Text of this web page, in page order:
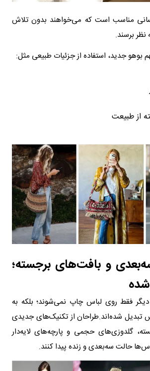
مناسب است که می‌خواهند بدون تلاش
برسند.
بوهو جدید، استفاده از جزئیات طبیعی مثل:
از طبیعت
و بافت‌های برجسته؛
گل‌ها دیگر فقط روی لباس چاپ نمی‌شوند؛ بلکه به
تبدیل شده‌اند.طراحان از تکنیک‌های جدیدی
گلدوزی‌های حجمی و پارچه‌های لایه‌دار
حالت سه‌بعدی و زنده پیدا کنند.